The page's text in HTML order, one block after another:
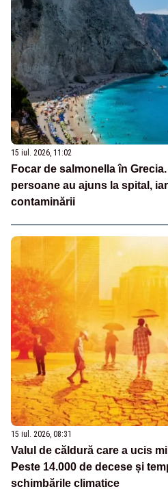
15 iul. 2026, 11:02
Focar de salmonella în
persoane au ajuns la spital,
contaminării
15 iul. 2026, 08:31
Valul de căldură care a ucis
Peste 14.000 de decese și
schimbările climatice